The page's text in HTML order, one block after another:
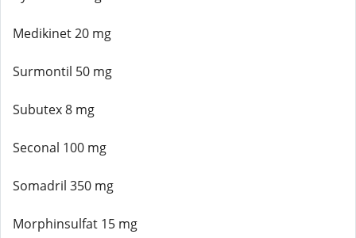
Medikinet 20 mg
Surmontil 50 mg
Subutex 8 mg
Seconal 100 mg
Somadril 350 mg
Morphinsulfat 15 mg